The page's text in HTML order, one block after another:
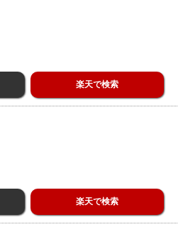
楽天で検索
楽天で検索